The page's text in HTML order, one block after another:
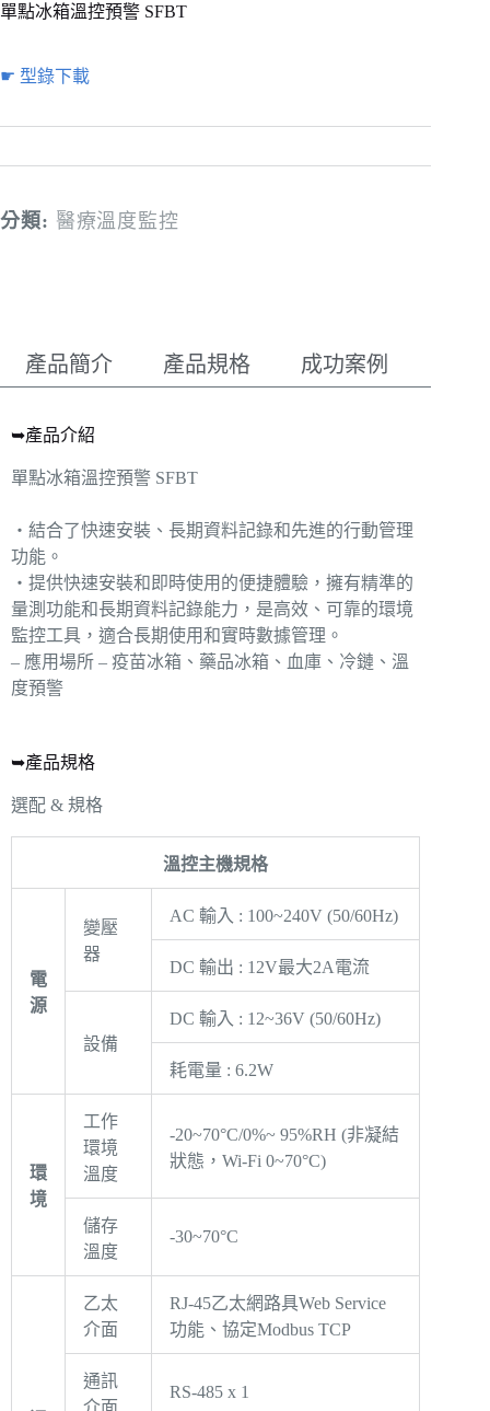
單點冰箱溫控預警 SFBT
☛ 型錄下載
分類: 醫療溫度監控
產品簡介 產品規格 成功案例
➥產品介紹
單點冰箱溫控預警 SFBT
‧結合了快速安裝、長期資料記錄和先進的行動管理
功能。
‧提供快速安裝和即時使用的便捷體驗，擁有精準的
量測功能和長期資料記錄能力，是高效、可靠的環境
監控工具，適合長期使用和實時數據管理。
– 應用場所 – 疫苗冰箱、藥品冰箱、血庫、冷鏈、溫
度預警
➥產品規格
選配 & 規格
溫控主機規格
電
源
變壓
器
AC 輸入 : 100~240V (50/60Hz)
DC 輸出 : 12V最大2A電流
設備
DC 輸入 : 12~36V (50/60Hz)
耗電量 : 6.2W
環
境
工作
環境
溫度
-20~70°C/0%~ 95%RH (非凝結
狀態，Wi-Fi 0~70°C)
儲存
溫度
-30~70°C
乙太
介面
RJ-45乙太網路具Web Service
功能、協定Modbus TCP
通訊
介面
RS-485 x 1